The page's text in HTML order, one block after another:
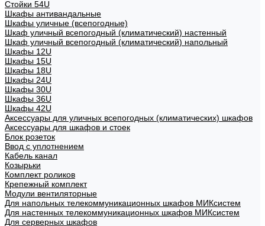
Стойки 54U
Шкафы антивандальные
Шкафы уличные (всепогодные)
Шкаф уличный всепогодный (климатический) настенный
Шкаф уличный всепогодный (климатический) напольный
Шкафы 12U
Шкафы 15U
Шкафы 18U
Шкафы 24U
Шкафы 30U
Шкафы 36U
Шкафы 42U
Аксессуары для уличных всепогодных (климатических) шкафов
Аксессуары для шкафов и стоек
Блок розеток
Ввод с уплотнением
Кабель канал
Козырьки
Комплект роликов
Крепежный комплект
Модули вентиляторные
Для напольных телекоммуникационных шкафов МИКсистем
Для настенных телекоммуникационных шкафов МИКсистем
Для серверных шкафов